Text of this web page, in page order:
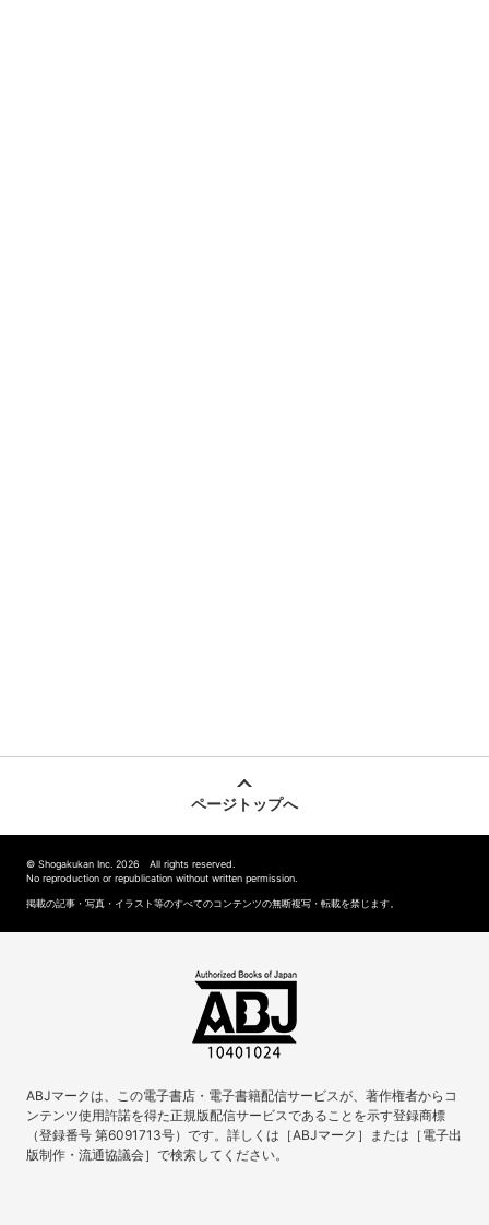
ページトップへ
© Shogakukan Inc. 2026 All rights reserved.
No reproduction or republication without written permission.
掲載の記事・写真・イラスト等のすべてのコンテンツの無断複写・転載を禁じます。
ABJマークは、この電子書店・電子書籍配信サービスが、著作権者からコ
ンテンツ使用許諾を得た正規版配信サービスであることを示す登録商標
（登録番号 第6091713号）です。詳しくは［ABJマーク］または［電子出
版制作・流通協議会］で検索してください。